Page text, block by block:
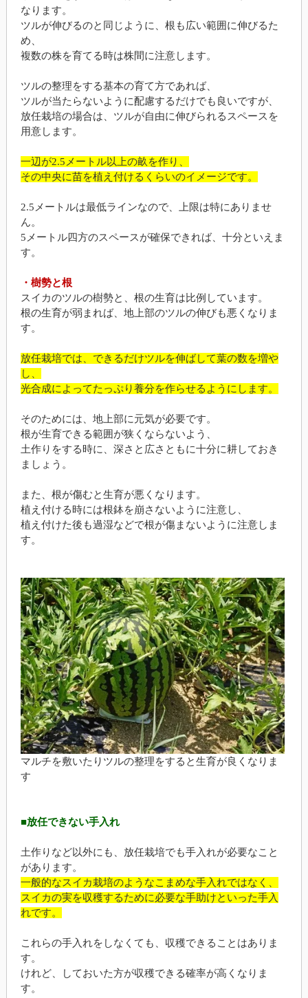
なります。
ツルが伸びるのと同じように、根も広い範囲に伸びるた
め、
複数の株を育てる時は株間に注意します。
ツルの整理をする基本の育て方であれば、
ツルが当たらないように配慮するだけでも良いですが、
放任栽培の場合は、ツルが自由に伸びられるスペースを
用意します。
一辺が2.5メートル以上の畝を作り、
その中央に苗を植え付けるくらいのイメージです。
2.5メートルは最低ラインなので、上限は特にありませ
ん。
5メートル四方のスペースが確保できれば、十分といえま
す。
・樹勢と根
スイカのツルの樹勢と、根の生育は比例しています。
根の生育が弱まれば、地上部のツルの伸びも悪くなりま
す。
放任栽培では、できるだけツルを伸ばして葉の数を増や
し、
光合成によってたっぷり養分を作らせるようにします。
そのためには、地上部に元気が必要です。
根が生育できる範囲が狭くならないよう、
土作りをする時に、深さと広さともに十分に耕しておき
ましょう。
また、根が傷むと生育が悪くなります。
植え付ける時には根鉢を崩さないように注意し、
植え付けた後も過湿などで根が傷まないように注意しま
す。
マルチを敷いたりツルの整理をすると生育が良くなりま
す
■放任できない手入れ
土作りなど以外にも、放任栽培でも手入れが必要なこと
があります。
一般的なスイカ栽培のようなこまめな手入れではなく、
スイカの実を収穫するために必要な手助けといった手入
れです。
これらの手入れをしなくても、収穫できることはありま
す。
けれど、しておいた方が収穫できる確率が高くなりま
す。